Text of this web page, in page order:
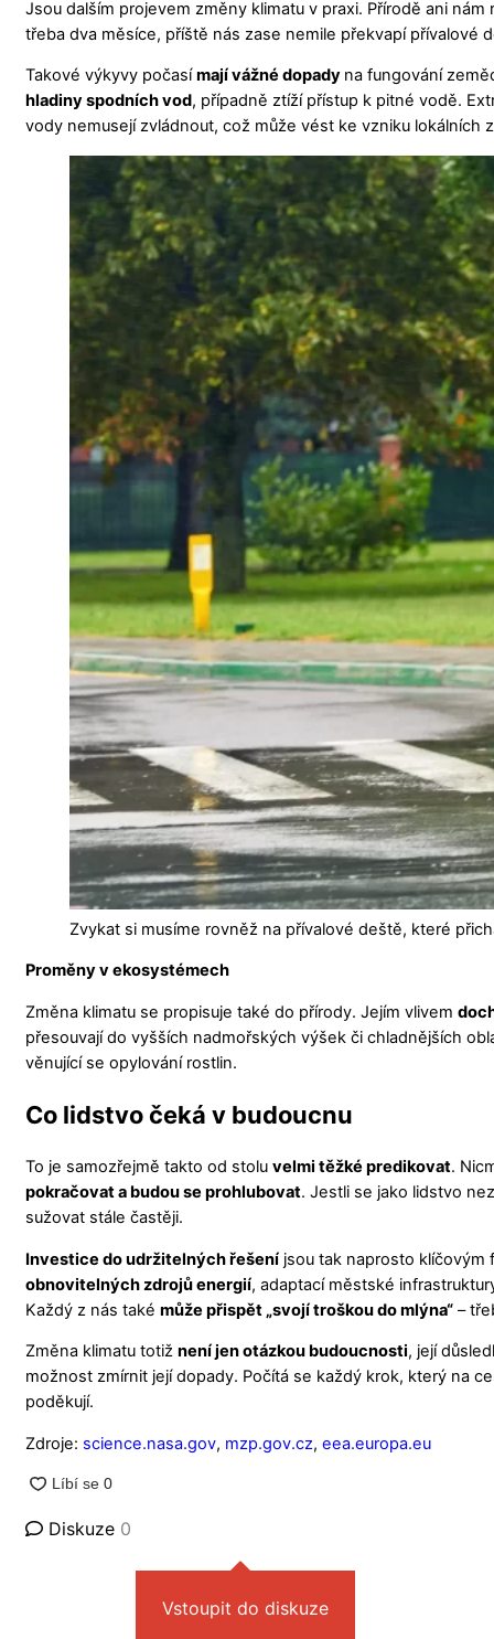
Jsou dalším projevem změny klimatu v praxi. Přírodě ani
třeba dva měsíce, příště nás zase nemile překvapí přívalové
Takové výkyvy počasímají vážné dopady na fungování
hladiny spodních vod, případně ztíží přístup k pitné vodě.
vody nemusejí zvládnout, což může vést ke vzniku lokálních
Zvykat si musíme rovněž na přívalové deště, které
Proměny v ekosystémech
Změna klimatu se propisuje také do přírody. Jejím vlivem
přesouvají do vyšších nadmořských výšek či chladnějších
věnující se opylování rostlin.
Co lidstvo čeká v budoucnu
To je samozřejmě takto od stolu velmi těžké predikovat.
pokračovat a budou se prohlubovat. Jestli se jako lidstvo
sužovat stále častěji.
Investice do udržitelných řešení jsou tak naprosto
obnovitelných zdrojů energií, adaptací městské
Každý z nás také může přispět „svojí troškou do mlýna“ –
Změna klimatu totiž není jen otázkou budoucnosti, její
možnost zmírnit její dopady. Počítá se každý krok, který na
poděkují.
Zdroje: science.nasa.gov, mzp.gov.cz, eea.europa.eu
Diskuze 0
Vstoupit do diskuze